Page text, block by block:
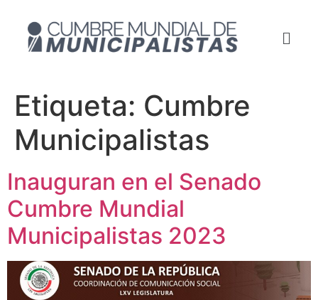
Etiqueta: Cumbre
Municipalistas
Inauguran en el Senado
Cumbre Mundial
Municipalistas 2023